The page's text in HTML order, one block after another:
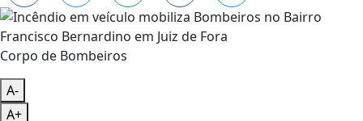
Corpo de Bombeiros
A-
A+